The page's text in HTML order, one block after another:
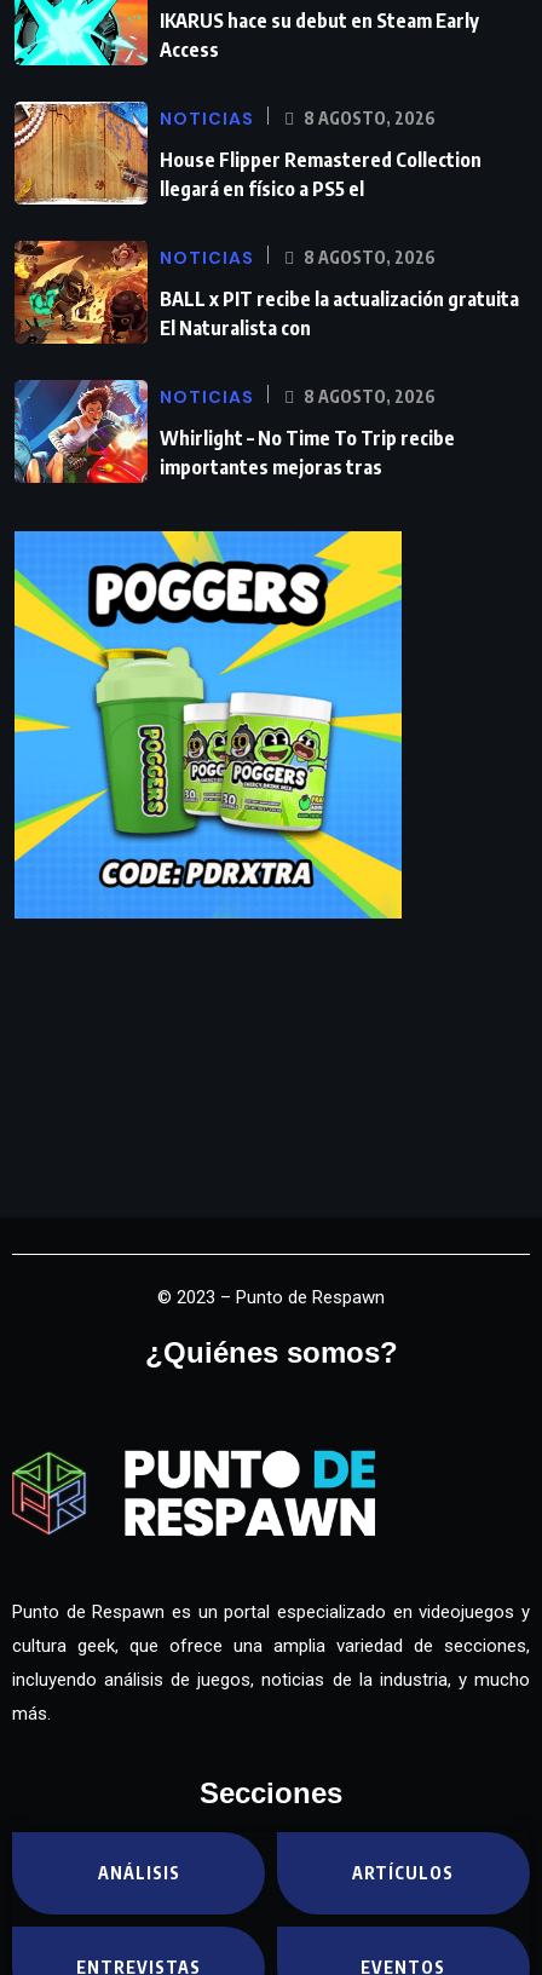
IKARUS hace su debut en Steam Early
Access
NOTICIAS 8 AGOSTO, 2026
House Flipper Remastered Collection
llegará en físico a PS5 el
NOTICIAS 8 AGOSTO, 2026
BALL x PIT recibe la actualización gratuita
El Naturalista con
NOTICIAS 8 AGOSTO, 2026
Whirlight – No Time To Trip recibe
importantes mejoras tras
© 2023 – Punto de Respawn
¿Quiénes somos?
Punto de Respawn es un portal especializado en videojuegos y
cultura geek, que ofrece una amplia variedad de secciones,
incluyendo análisis de juegos, noticias de la industria, y mucho
más.
Secciones
ANÁLISIS ARTÍCULOS
ENTREVISTAS EVENTOS